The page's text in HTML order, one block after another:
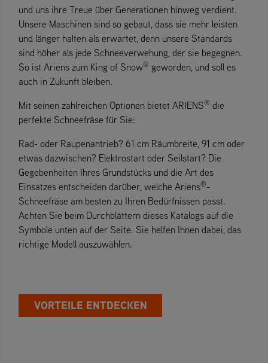
und uns ihre Treue über Generationen hinweg verdient.
Unsere Maschinen sind so gebaut, dass sie mehr leisten
und länger halten als erwartet, denn unsere Standards
sind höher als jede Schneeverwehung, der sie begegnen.
So ist Ariens zum King of Snow® geworden, und soll es
auch in Zukunft bleiben.
Mit seinen zahlreichen Optionen bietet ARIENS® die
perfekte Schneefräse für Sie:
Rad- oder Raupenantrieb? 61 cm Räumbreite, 91 cm oder
etwas dazwischen? Elektrostart oder Seilstart? Die
Gegebenheiten Ihres Grundstücks und die Art des
Einsatzes entscheiden darüber, welche Ariens®-
Schneefräse am besten zu Ihren Bedürfnissen passt.
Achten Sie beim Durchblättern dieses Katalogs auf die
Symbole unten auf der Seite. Sie helfen Ihnen dabei, das
richtige Modell auszuwählen.
VORTEILE ENTDECKEN